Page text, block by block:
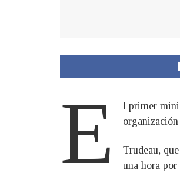
E
l primer
Trudeau,
una hora